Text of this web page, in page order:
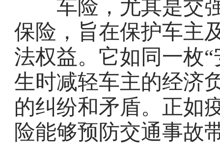
车险，尤其是交强
保险，旨在保护车主
法权益。它如同一枚
生时减轻车主的经济
的纠纷和矛盾。正如
险能够预防交通事故